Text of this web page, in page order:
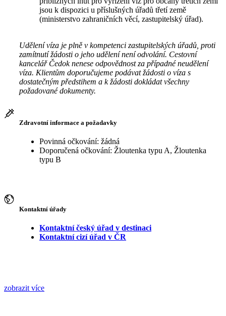
jsou k dispozici u příslušných úřadů třetí země
(ministerstvo zahraničních věcí, zastupitelský úřad).
Udělení víza je plně v kompetenci zastupitelských úřadů, proti
zamítnutí žádosti o jeho udělení není odvolání. Cestovní
kancelář Čedok nenese odpovědnost za případné neudělení
víza. Klientům doporučujeme podávat žádosti o víza s
dostatečným předstihem a k žádosti dokládat všechny
požadované dokumenty.
Zdravotní informace a požadavky
Povinná očkování: žádná
Doporučená očkování: Žloutenka typu A, Žloutenka
typu B
Kontaktní úřady
Kontaktní český úřad v destinaci
Kontaktní cizí úřad v ČR
zobrazit více